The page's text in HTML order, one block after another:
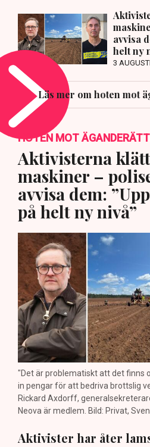
avvisa
helt ny
3
Läs mer om hoten mot
HOTEN MOT
Aktivisterna
maskiner –
avvisa dem:
på helt ny nivå”
"Det är problematiskt att det finns
in pengar för att bedriva brottslig
Rickard Axdorff,
Neova är medlem. Bild: Privat,
Aktivister har åter